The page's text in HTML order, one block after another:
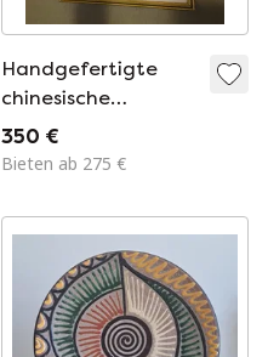
Handgefertigte
chinesische
Seidenstickerei
„Pfauen“ | Gerahmt
Glas
350 €
Bieten ab 275 €